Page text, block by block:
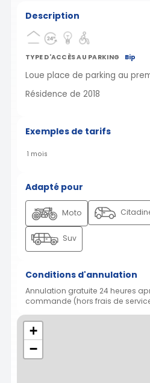
Description
TYPE D'ACCÈS AU PARKING Bip
Loue place de parking au
Résidence de 2018
Exemples de tarifs
1 mois
Adapté pour
Moto
Suv
Conditions d'annulation
Annulation gratuite 24 heures
commande (hors frais de
+
−